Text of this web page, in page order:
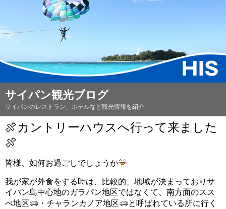
サイパン観光ブログ
サイパンのレストラン、ホテルなど観光情報を紹介
🍖カントリーハウスへ行って来ました
🍖
皆様、如何お過ごしでしょうか
我が家が外食をする時は、比較的、地域が決まっておりサ
イパン島中心地のガラパン地区ではなくて、南方面のスス
ぺ地区
・チャランカノア地区
と呼ばれている所に行く